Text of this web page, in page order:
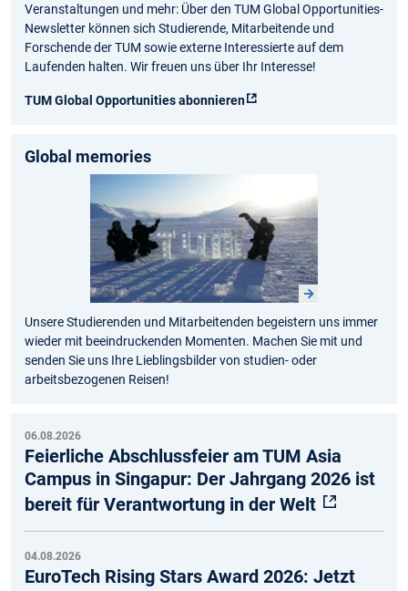
Veranstaltungen und mehr: Über den TUM Global Opportunities-
Newsletter können sich Studierende, Mitarbeitende und
Forschende der TUM sowie externe Interessierte auf dem
Laufenden halten. Wir freuen uns über Ihr Interesse!
TUM Global Opportunities abonnieren
Global memories
Unsere Studierenden und Mitarbeitenden begeistern uns immer
wieder mit beeindruckenden Momenten. Machen Sie mit und
senden Sie uns Ihre Lieblingsbilder von studien- oder
arbeitsbezogenen Reisen!
06.08.2026
Feierliche Abschlussfeier am TUM Asia
Campus in Singapur: Der Jahrgang 2026 ist
bereit für Verantwortung in der Welt
04.08.2026
EuroTech Rising Stars Award 2026: Jetzt